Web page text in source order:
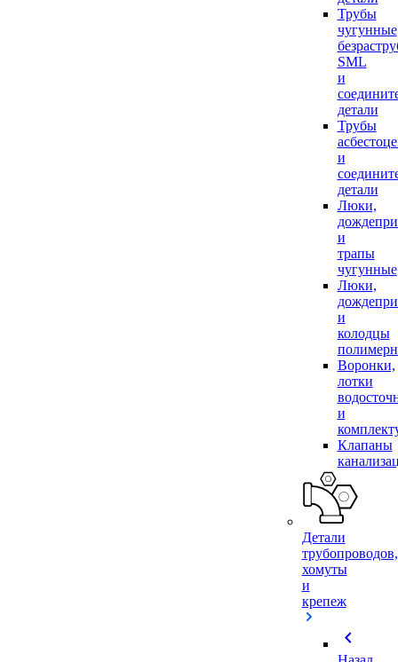
Трубы
чугунные
SML
и
детали
Трубы
и
детали
Люки,
и
трапы
чугунные
Люки,
и
колодцы
Воронки,
лотки
и
Клапаны
Детали
трубопроводов,
хомуты
и
крепеж
chevron_left